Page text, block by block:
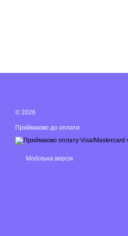
© 2026
Приймаємо до оплати
Мобільна версія